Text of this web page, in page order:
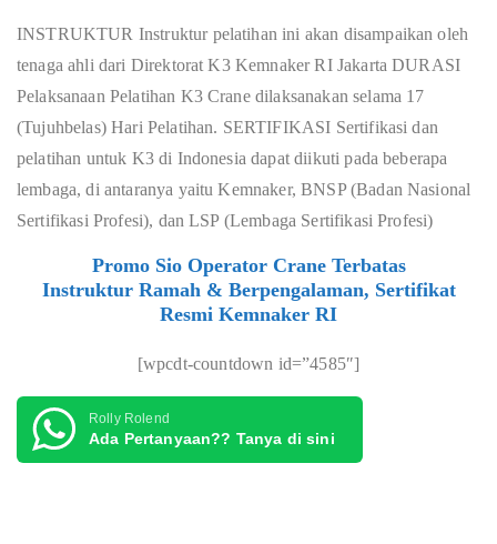
INSTRUKTUR Instruktur pelatihan ini akan disampaikan oleh
tenaga ahli dari Direktorat K3 Kemnaker RI Jakarta DURASI
Pelaksanaan Pelatihan K3 Crane dilaksanakan selama 17
(Tujuhbelas) Hari Pelatihan. SERTIFIKASI Sertifikasi dan
pelatihan untuk K3 di Indonesia dapat diikuti pada beberapa
lembaga, di antaranya yaitu Kemnaker, BNSP (Badan Nasional
Sertifikasi Profesi), dan LSP (Lembaga Sertifikasi Profesi)
Promo Sio Operator Crane Terbatas
Instruktur Ramah & Berpengalaman, Sertifikat
Resmi Kemnaker RI
[wpcdt-countdown id=”4585″]
Rolly Rolend
Ada Pertanyaan?? Tanya di sini